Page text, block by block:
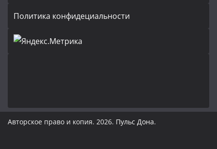
Политика конфидециальности
Авторское право и копия. 2026. Пульс Дона.